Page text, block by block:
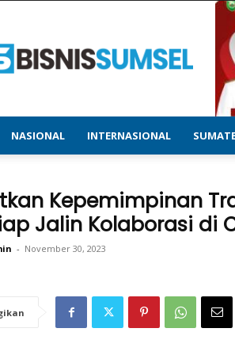
–
Menyajikan
&
Terupdate
NASIONAL INTERNASIONAL
Kepemimpinan
Jalin Kolaborasi di
- November 30, 2023